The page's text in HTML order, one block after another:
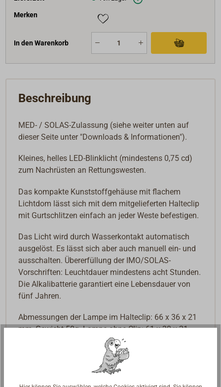
Merken
In den Warenkorb
Beschreibung
MED- / SOLAS-Zulassung (siehe weiter unten auf
dieser Seite unter "Downloads & Informationen").
K leines, helles LED-Blinklicht (mindestens 0,75 cd)
zum Nachrüsten an Rettungswesten.
Das kompakte Kunststoffgehäuse mit flachem
Lichtdom lässt sich mit dem mitgelieferten Halteclip
mit Gurtschlitzen einfach an jeder Weste befestigen.
Das Licht wird durch Wasserkontakt automatisch
ausgelöst. Es lässt sich aber auch manuell ein- und
ausschalten. Übererfüllung der IMO/SOLAS-
Vorschriften: Leuchtdauer mindestens acht Stunden.
Die Alkalibatterie garantiert eine Lebensdauer von
fünf Jahren.
Abmessungen der Lampe im Halteclip: 66 x 36 x 21
mm, Gewicht 50g. Lampe ohne Clip: 61 x 30 x 21
BROCHURE